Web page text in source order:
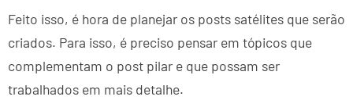
Feito isso, é hora de planejar os posts satélites que serão
criados. Para isso, é preciso pensar em tópicos que
complementam o post pilar e que possam ser
trabalhados em mais detalhe.